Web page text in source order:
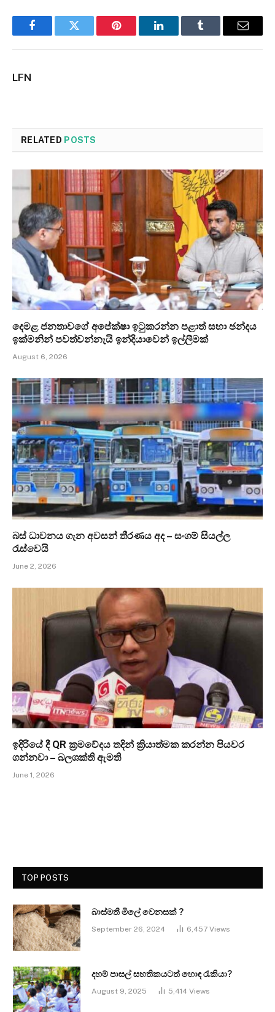
FacebookTwitter Pinterest LinkedInTumblr Email
LFN
RELATED POSTS
දෙමළ ජනතාවගේ අපේක්ෂා ඉටුකරන්න පළාත් සභා ඡන්දය
ඉක්මනින් පවත්වන්නැයි ඉන්දියාවෙන් ඉල්ලීමක්
August 6, 2026
බස් ධාවනය ගැන අවසන් තීරණය අද – සංගම් සියල්ල
රැස්වෙයි
June 2, 2026
ඉදිරියේ දී QR ක්‍රමවේදය තදින් ක්‍රියාත්මක කරන්න පියවර
ගන්නවා – බලශක්ති ඇමති
June 1, 2026
TOP POSTS
බාස්මතී මිලේ වෙනසක් ?
September 26, 2024 6,457 Views
දහම් පාසල් සහතිකයටත් හොඳ රැකියා?
August 9, 2025 5,414 Views